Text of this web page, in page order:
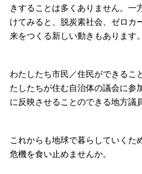
きすることは多くありません。一
けてみると、脱炭素社会、ゼロカ
来をつくる新しい動きもあります。
わたしたち市民／住民ができるこ
たしたちが住む自治体の議会に参
に反映させることのできる地方議
これからも地球で暮らしていくた
危機を食い止めませんか。